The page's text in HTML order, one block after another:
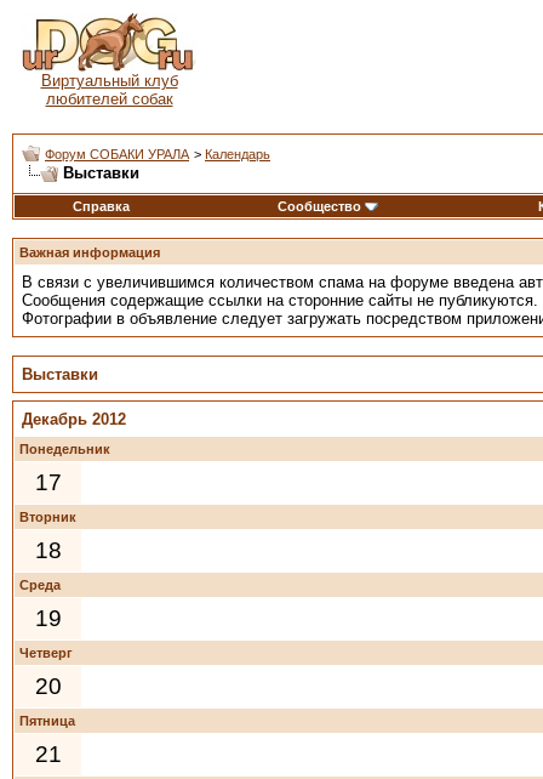
Виртуальный клуб
любителей собак
Форум СОБАКИ УРАЛА > Календарь
Выставки
Справка Сообщество
Важная информация
В связи с увеличившимся количеством спама на форуме введена
Сообщения содержащие ссылки на сторонние сайты не публикуются.
Фотографии в объявление следует загружать посредством
Выставки
Декабрь 2012
Понедельник
17
Вторник
18
Среда
19
Четверг
20
Пятница
21